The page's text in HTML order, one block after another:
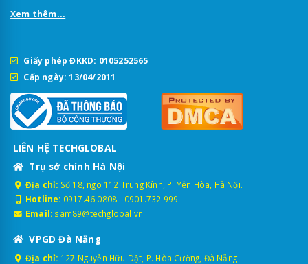
Xem thêm...
Giấy phép ĐKKD: 0105252565
Cấp ngày: 13/04/2011
LIÊN HỆ TECHGLOBAL
Trụ sở chính Hà Nội
Địa chỉ: Số 18, ngõ 112 Trung Kính, P. Yên Hòa, Hà Nội.
Hotline: 0917.46.0808- 0901.732.999
Email: sam89@techglobal.vn
VPGD Đà Nẵng
Địa chỉ: 127 Nguyễn Hữu Dật, P. Hòa Cường, Đà Nẵng